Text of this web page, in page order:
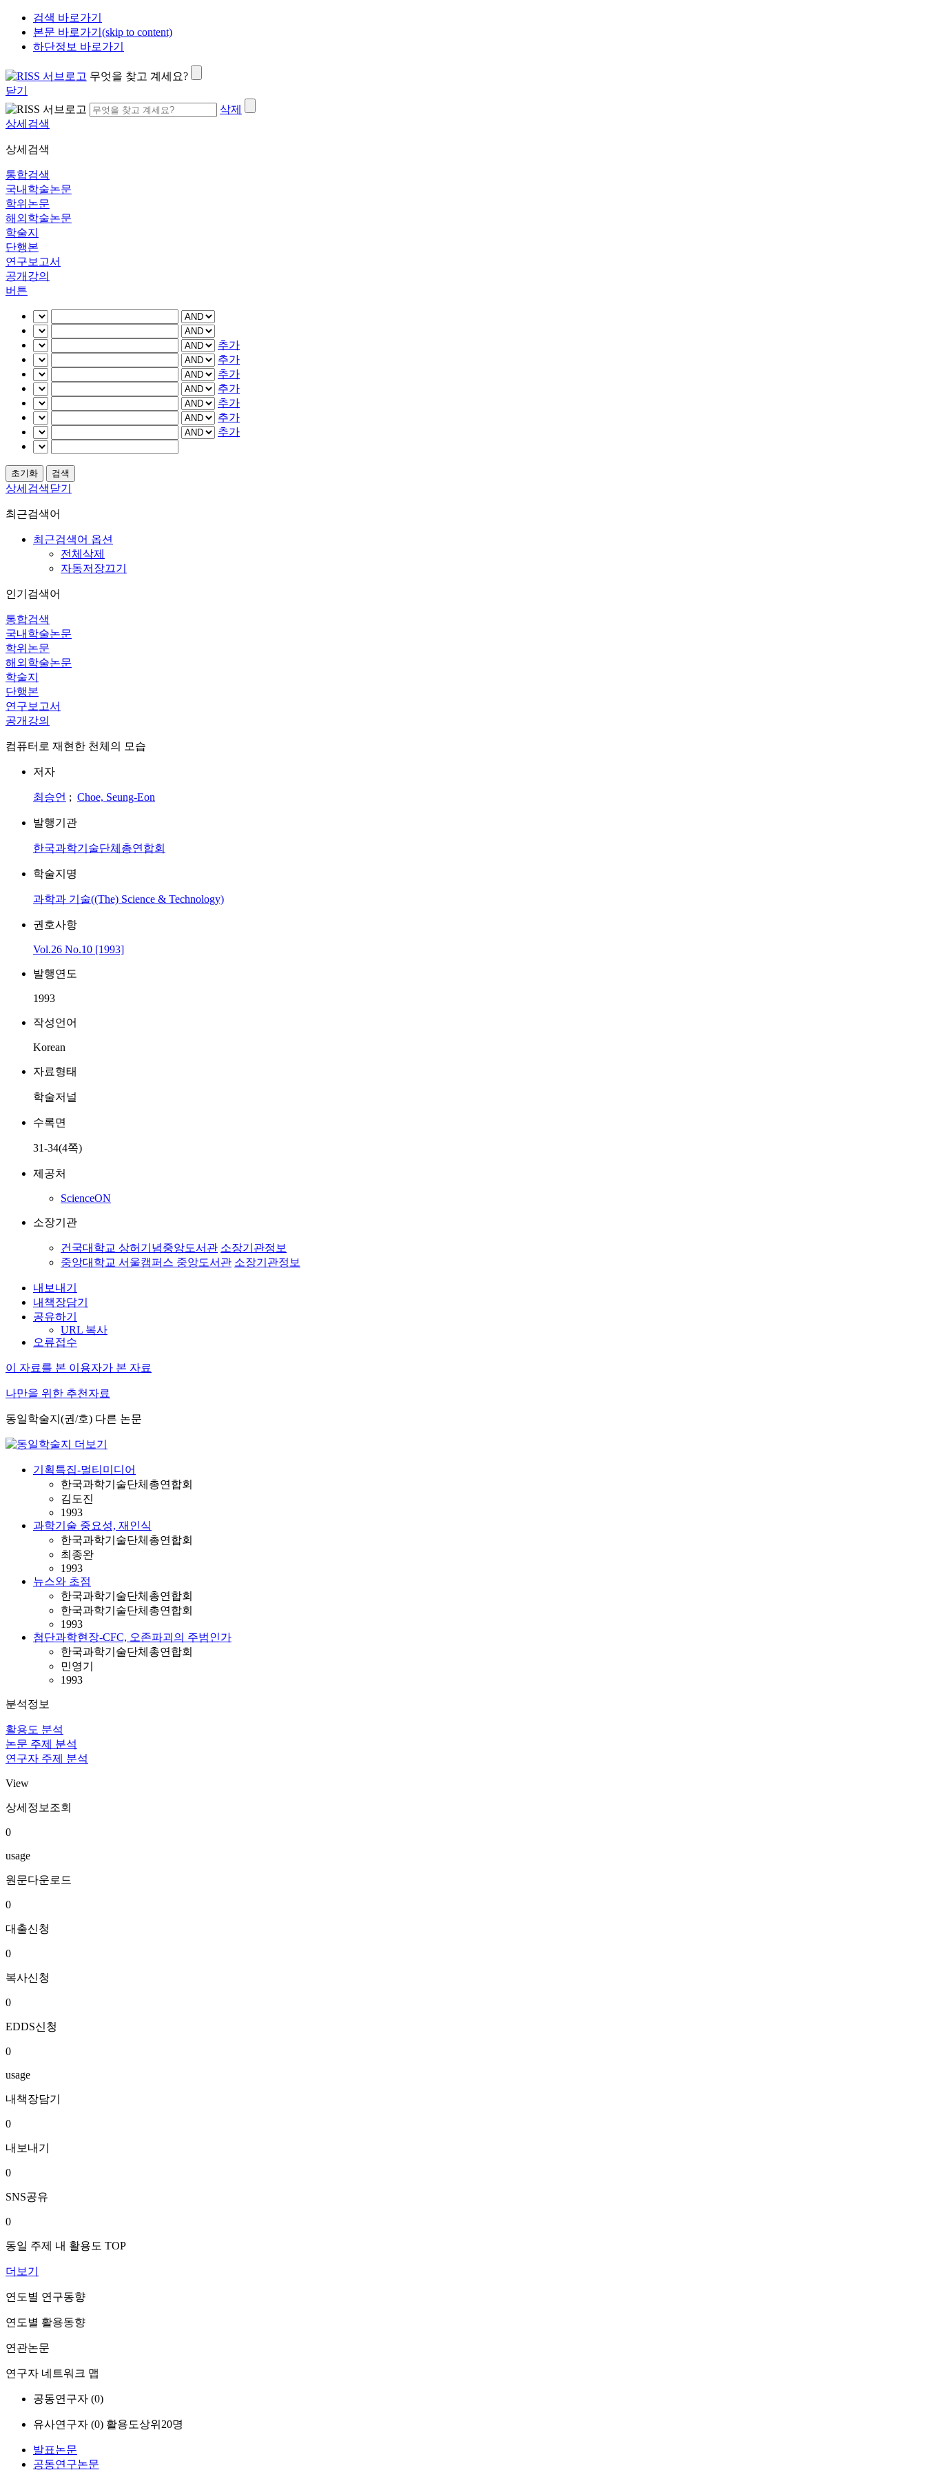
검색 바로가기
본문 바로가기(skip to content)
하단정보 바로가기
무엇을 찾고 계세요?
닫기
삭제
상세검색
상세검색
통합검색
국내학술논문
학위논문
해외학술논문
학술지
단행본
연구보고서
공개강의
버튼
추가
추가
추가
추가
추가
추가
추가
상세검색닫기
최근검색어
최근검색어 옵션
전체삭제
자동저장끄기
인기검색어
통합검색
국내학술논문
학위논문
해외학술논문
학술지
단행본
연구보고서
공개강의
컴퓨터로 재현한 천체의 모습
저자
최승언 ; Choe, Seung-Eon
발행기관
한국과학기술단체총연합회
학술지명
과학과 기술((The) Science & Technology)
권호사항
Vol.26 No.10 [1993]
발행연도
1993
작성언어
Korean
자료형태
학술저널
수록면
31-34(4쪽)
제공처
ScienceON
소장기관
건국대학교 상허기념중앙도서관 소장기관정보
중앙대학교 서울캠퍼스 중앙도서관 소장기관정보
내보내기
내책장담기
공유하기
URL 복사
오류접수
이 자료를 본 이용자가 본 자료
나만을 위한 추천자료
동일학술지(권/호) 다른 논문
기획특집-멀티미디어
한국과학기술단체총연합회
김도진
1993
과학기술 중요성, 재인식
한국과학기술단체총연합회
최종완
1993
뉴스와 초점
한국과학기술단체총연합회
한국과학기술단체총연합회
1993
첨단과학현장-CFC, 오존파괴의 주범인가
한국과학기술단체총연합회
민영기
1993
분석정보
활용도 분석
논문 주제 분석
연구자 주제 분석
View
상세정보조회
0
usage
원문다운로드
0
대출신청
0
복사신청
0
EDDS신청
0
usage
내책장담기
0
내보내기
0
SNS공유
0
동일 주제 내 활용도 TOP
더보기
연도별 연구동향
연도별 활용동향
연관논문
연구자 네트워크 맵
공동연구자 (0)
유사연구자 (0) 활용도상위20명
발표논문
공동연구논문